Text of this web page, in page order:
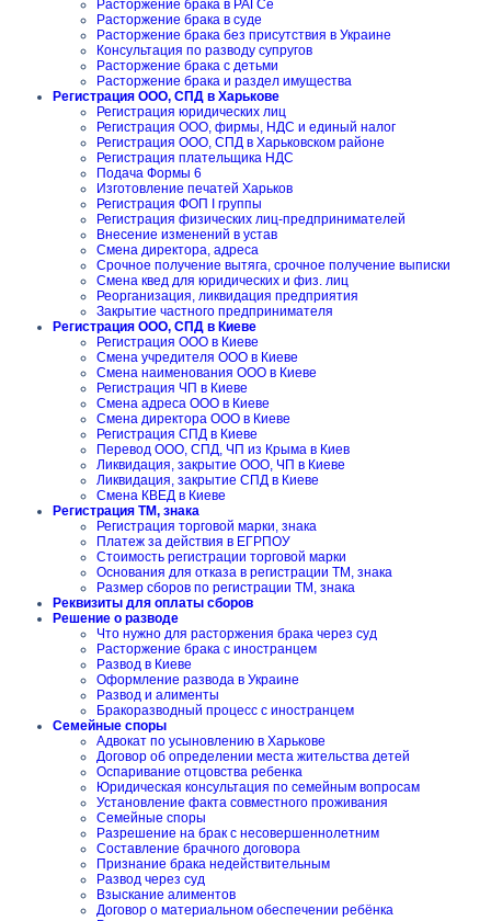
Расторжение брака в РАГСе
Расторжение брака в суде
Расторжение брака без присутствия в Украине
Консультация по разводу супругов
Расторжение брака с детьми
Расторжение брака и раздел имущества
Регистрация ООО, СПД в Харькове
Регистрация юридических лиц
Регистрация ООО, фирмы, НДС и единый налог
Регистрация ООО, СПД в Харьковском районе
Регистрация плательщика НДС
Подача Формы 6
Изготовление печатей Харьков
Регистрация ФОП I группы
Регистрация физических лиц-предпринимателей
Внесение изменений в устав
Смена директора, адреса
Срочное получение вытяга, срочное получение выписки
Смена квед для юридических и физ. лиц
Реорганизация, ликвидация предприятия
Закрытие частного предпринимателя
Регистрация ООО, СПД в Киеве
Регистрация ООО в Киеве
Смена учредителя ООО в Киеве
Смена наименования ООО в Киеве
Регистрация ЧП в Киеве
Смена адреса ООО в Киеве
Смена директора ООО в Киеве
Регистрация СПД в Киеве
Перевод ООО, СПД, ЧП из Крыма в Киев
Ликвидация, закрытие ООО, ЧП в Киеве
Ликвидация, закрытие СПД в Киеве
Смена КВЕД в Киеве
Регистрация ТМ, знака
Регистрация торговой марки, знака
Платеж за действия в ЕГРПОУ
Стоимость регистрации торговой марки
Основания для отказа в регистрации ТМ, знака
Размер сборов по регистрации ТМ, знака
Реквизиты для оплаты сборов
Решение о разводе
Что нужно для расторжения брака через суд
Расторжение брака с иностранцем
Развод в Киеве
Оформление развода в Украине
Развод и алименты
Бракоразводный процесс с иностранцем
Семейные споры
Адвокат по усыновлению в Харькове
Договор об определении места жительства детей
Оспаривание отцовства ребенка
Юридическая консультация по семейным вопросам
Установление факта совместного проживания
Семейные споры
Разрешение на брак с несовершеннолетним
Составление брачного договора
Признание брака недействительным
Развод через суд
Взыскание алиментов
Договор о материальном обеспечении ребёнка